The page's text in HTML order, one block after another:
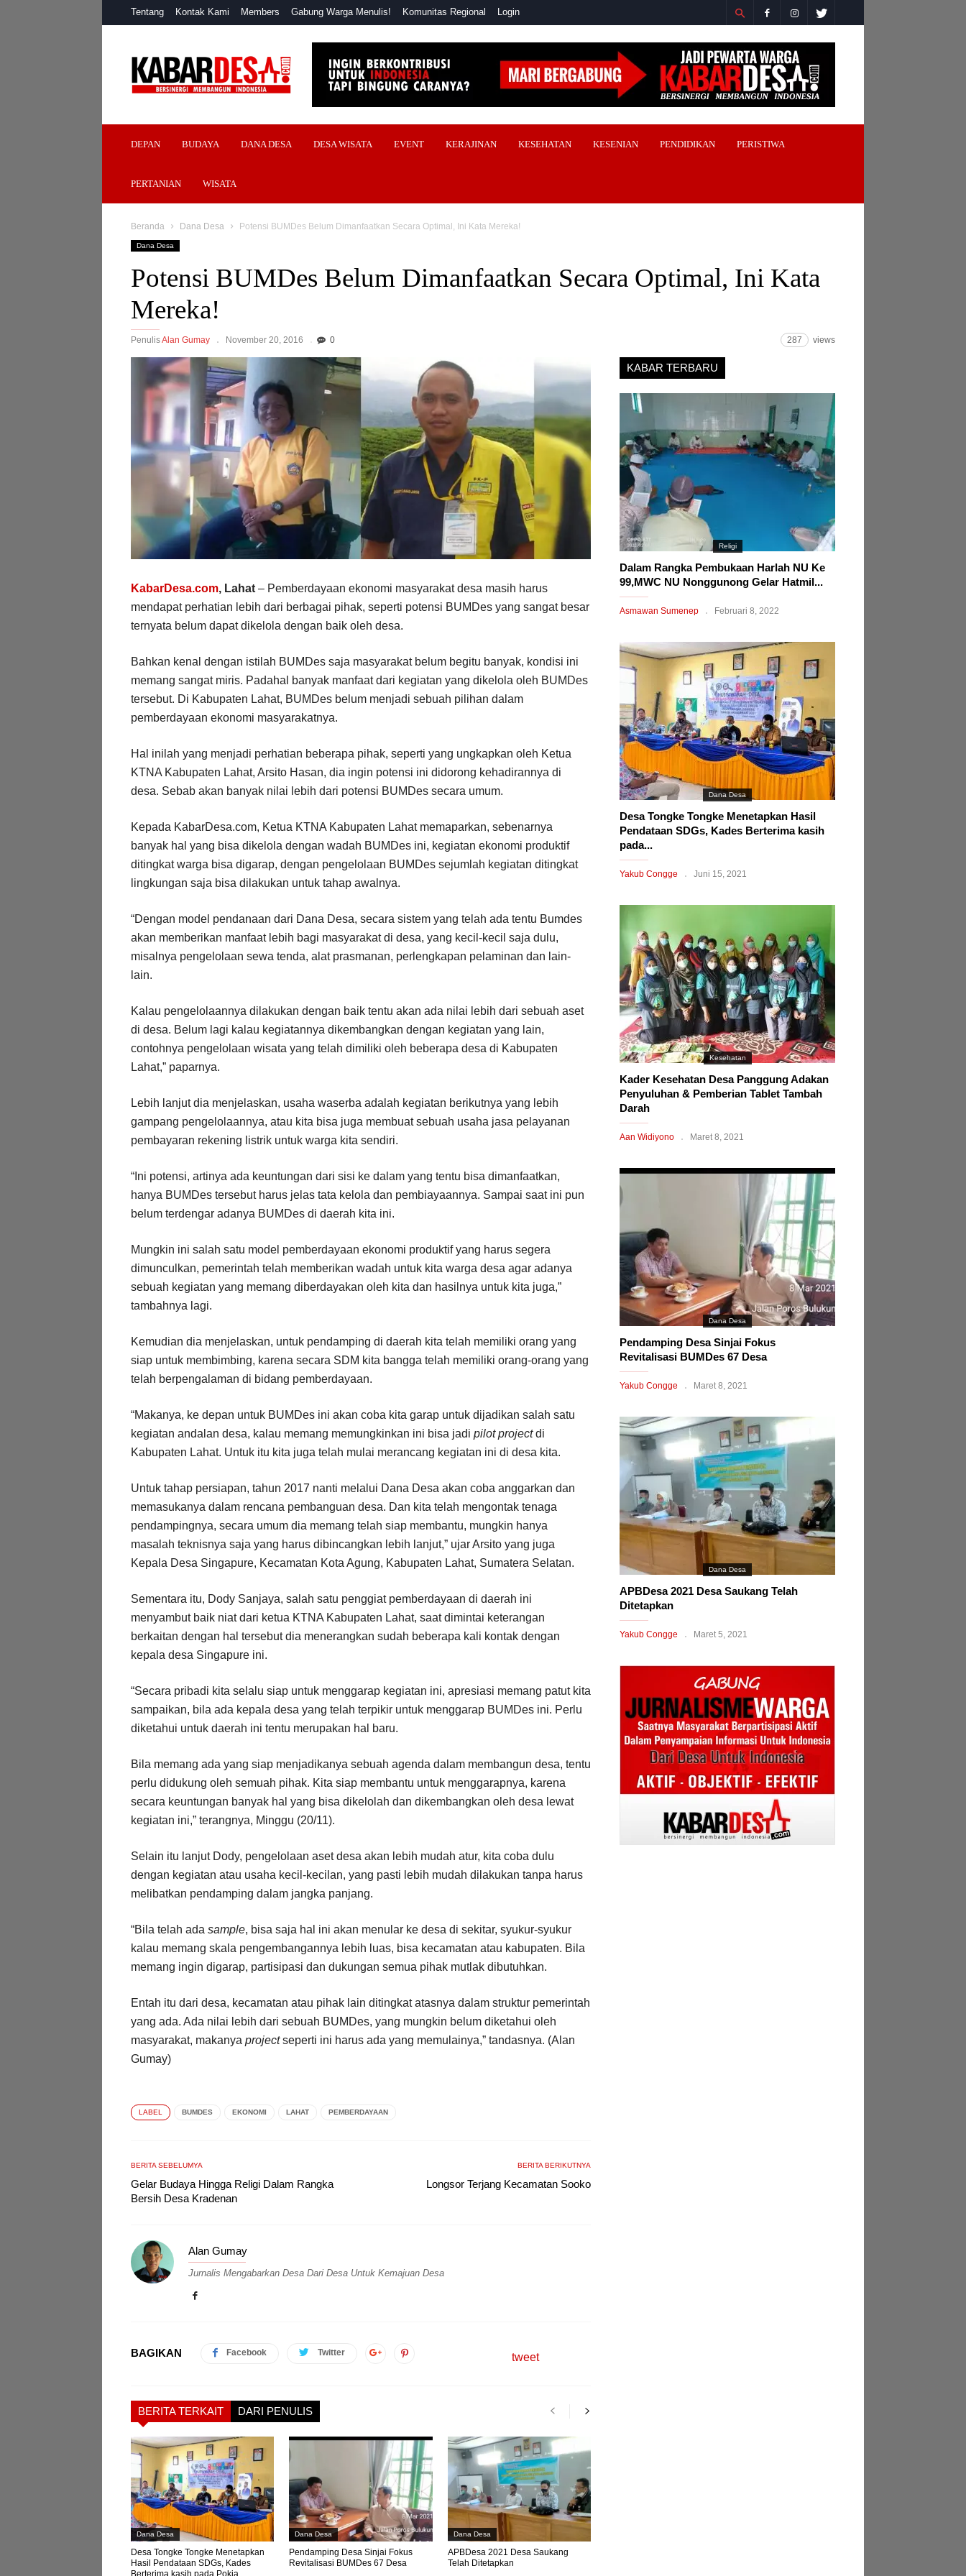
Tentang Kontak Kami Members Gabung Warga Menulis! Komunitas Regional Login
Desa
DEPAN BUDAYA DANA DESA DESA WISATA EVENT KERAJINAN KESEHATAN KESENIAN PENDIDIKAN PERISTIWA
PERTANIAN WISATA
Beranda Dana Desa Potensi BUMDes Belum Dimanfaatkan Secara Optimal, Ini Kata Mereka!
Dana Desa
Potensi BUMDes Belum Dimanfaatkan Secara Optimal, Ini Kata
Mereka!
PenulisAlan Gumay November 20, 2016 0 287 views
KabarDesa.com, Lahat – Pemberdayaan ekonomi masyarakat desa masih harus
mendapat perhatian lebih dari berbagai pihak, seperti potensi BUMDes yang sangat besar
ternyata belum dapat dikelola dengan baik oleh desa.
Bahkan kenal dengan istilah BUMDes saja masyarakat belum begitu banyak, kondisi ini
memang sangat miris. Padahal banyak manfaat dari kegiatan yang dikelola oleh BUMDes
tersebut. Di Kabupaten Lahat, BUMDes belum menjadi sebuah pilihan dalam
pemberdayaan ekonomi masyarakatnya.
Hal inilah yang menjadi perhatian beberapa pihak, seperti yang ungkapkan oleh Ketua
KTNA Kabupaten Lahat, Arsito Hasan, dia ingin potensi ini didorong kehadirannya di
desa. Sebab akan banyak nilai lebih dari potensi BUMDes secara umum.
Kepada KabarDesa.com, Ketua KTNA Kabupaten Lahat memaparkan, sebenarnya
banyak hal yang bisa dikelola dengan wadah BUMDes ini, kegiatan ekonomi produktif
ditingkat warga bisa digarap, dengan pengelolaan BUMDes sejumlah kegiatan ditingkat
lingkungan saja bisa dilakukan untuk tahap awalnya.
“Dengan model pendanaan dari Dana Desa, secara sistem yang telah ada tentu Bumdes
akan memberikan manfaat lebih bagi masyarakat di desa, yang kecil-kecil saja dulu,
misalnya pengelolaan sewa tenda, alat prasmanan, perlengkapan pelaminan dan lain-
lain.
Kalau pengelolaannya dilakukan dengan baik tentu akan ada nilai lebih dari sebuah aset
di desa. Belum lagi kalau kegiatannya dikembangkan dengan kegiatan yang lain,
contohnya pengelolaan wisata yang telah dimiliki oleh beberapa desa di Kabupaten
Lahat,” paparnya.
Lebih lanjut dia menjelaskan, usaha waserba adalah kegiatan berikutnya yang lebih
gampang pengelolaannya, atau kita bisa juga membuat sebuah usaha jasa pelayanan
pembayaran rekening listrik untuk warga kita sendiri.
“Ini potensi, artinya ada keuntungan dari sisi ke dalam yang tentu bisa dimanfaatkan,
hanya BUMDes tersebut harus jelas tata kelola dan pembiayaannya. Sampai saat ini pun
belum terdengar adanya BUMDes di daerah kita ini.
Mungkin ini salah satu model pemberdayaan ekonomi produktif yang harus segera
dimunculkan, pemerintah telah memberikan wadah untuk kita warga desa agar adanya
sebuah kegiatan yang memang diberdayakan oleh kita dan hasilnya untuk kita juga,”
tambahnya lagi.
Kemudian dia menjelaskan, untuk pendamping di daerah kita telah memiliki orang yang
siap untuk membimbing, karena secara SDM kita bangga telah memiliki orang-orang yang
telah berpengalaman di bidang pemberdayaan.
“Makanya, ke depan untuk BUMDes ini akan coba kita garap untuk dijadikan salah satu
kegiatan andalan desa, kalau memang memungkinkan ini bisa jadi pilot projectdi
Kabupaten Lahat. Untuk itu kita juga telah mulai merancang kegiatan ini di desa kita.
Untuk tahap persiapan, tahun 2017 nanti melalui Dana Desa akan coba anggarkan dan
memasukanya dalam rencana pembanguan desa. Dan kita telah mengontak tenaga
pendampingnya, secara umum dia memang telah siap membantu, mungkin hanya
masalah teknisnya saja yang harus dibincangkan lebih lanjut,” ujar Arsito yang juga
Kepala Desa Singapure, Kecamatan Kota Agung, Kabupaten Lahat, Sumatera Selatan.
Sementara itu, Dody Sanjaya, salah satu penggiat pemberdayaan di daerah ini
menyambut baik niat dari ketua KTNA Kabupaten Lahat, saat dimintai keterangan
berkaitan dengan hal tersebut dia menerangkan sudah beberapa kali kontak dengan
kepala desa Singapure ini.
“Secara pribadi kita selalu siap untuk menggarap kegiatan ini, apresiasi memang patut kita
sampaikan, bila ada kepala desa yang telah terpikir untuk menggarap BUMDes ini. Perlu
diketahui untuk daerah ini tentu merupakan hal baru.
Bila memang ada yang siap menjadikanya sebuah agenda dalam membangun desa, tentu
perlu didukung oleh semuah pihak. Kita siap membantu untuk menggarapnya, karena
secara keuntungan banyak hal yang bisa dikelolah dan dikembangkan oleh desa lewat
kegiatan ini,” terangnya, Minggu (20/11).
Selain itu lanjut Dody, pengelolaan aset desa akan lebih mudah atur, kita coba dulu
dengan kegiatan atau usaha kecil-kecilan, yang pasti lebih mudah dilakukan tanpa harus
melibatkan pendamping dalam jangka panjang.
“Bila telah ada sample, bisa saja hal ini akan menular ke desa di sekitar, syukur-syukur
kalau memang skala pengembangannya lebih luas, bisa kecamatan atau kabupaten. Bila
memang ingin digarap, partisipasi dan dukungan semua pihak mutlak dibutuhkan.
Entah itu dari desa, kecamatan atau pihak lain ditingkat atasnya dalam struktur pemerintah
yang ada. Ada nilai lebih dari sebuah BUMDes, yang mungkin belum diketahui oleh
masyarakat, makanya projectseperti ini harus ada yang memulainya,” tandasnya. (Alan
Gumay)
LABEL BUMDES EKONOMI LAHAT PEMBERDAYAAN
BERITA SEBELUMYA
Gelar Budaya Hingga Religi Dalam Rangka
Bersih Desa Kradenan
BERITA BERIKUTNYA
Longsor Terjang Kecamatan Sooko
Alan Gumay
Jurnalis Mengabarkan Desa Dari Desa Untuk Kemajuan Desa
BAGIKAN Facebook Twitter tweet
BERITA TERKAIT DARI PENULIS
Dana Desa
Desa Tongke Tongke Menetapkan
Hasil Pendataan SDGs, Kades
Berterima kasih pada Pokja
Dana Desa
Pendamping Desa Sinjai Fokus
Revitalisasi BUMDes 67 Desa
Dana Desa
APBDesa 2021 Desa Saukang
Telah Ditetapkan
KABAR TERBARU
Religi
Dalam Rangka Pembukaan Harlah NU Ke
99,MWC NU Nonggunong Gelar Hatmil...
Asmawan Sumenep Februari 8, 2022
Dana Desa
Desa Tongke Tongke Menetapkan Hasil
Pendataan SDGs, Kades Berterima kasih
pada...
Yakub Congge Juni 15, 2021
Kesehatan
Kader Kesehatan Desa Panggung Adakan
Penyuluhan & Pemberian Tablet Tambah
Darah
Aan Widiyono Maret 8, 2021
Dana Desa
Pendamping Desa Sinjai Fokus
Revitalisasi BUMDes 67 Desa
Yakub Congge Maret 8, 2021
Dana Desa
APBDesa 2021 Desa Saukang Telah
Ditetapkan
Yakub Congge Maret 5, 2021